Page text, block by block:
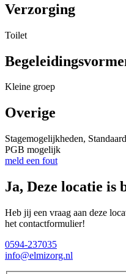
Verzorging
Toilet
Kleine groep
Overige
Stagemogelijkheden,
PGB mogelijk
meld een fout
Ja, Deze locatie is
Heb jij een vraag aan deze
het contactformulier!
0594-237035
info@elmizorg.nl